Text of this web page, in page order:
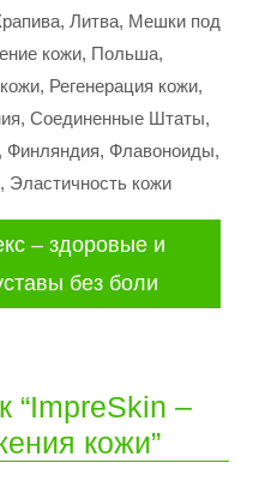
, Литва, Мешки под
кожи, Польша,
, Регенерация кожи,
, Соединенные Штаты,
, Финляндия, Флавоноиды,
, Эластичность кожи
– здоровые и
без боли
“ImpreSkin –
кожи”